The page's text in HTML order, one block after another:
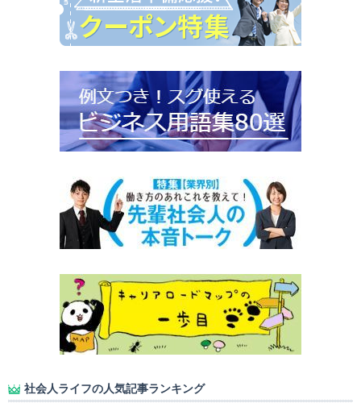
社会人ライフの人気記事ランキング